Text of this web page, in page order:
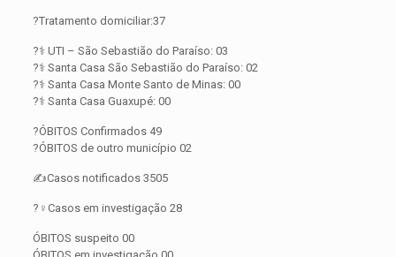
?Tratamento domiciliar:37
?‍⚕️ UTI – São Sebastião do Paraíso: 03
?‍⚕️ Santa Casa São Sebastião do Paraíso: 02
?‍⚕️ Santa Casa Monte Santo de Minas: 00
?‍⚕️ Santa Casa Guaxupé: 00
?ÓBITOS Confirmados 49
?ÓBITOS de outro município 02
✍️Casos notificados 3505
?️‍♀️Casos em investigação 28
ÓBITOS suspeito 00